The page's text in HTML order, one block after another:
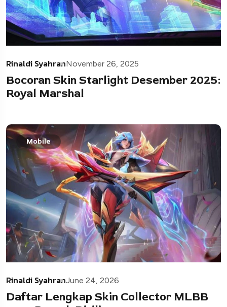
Rinaldi SyahranNovember 26, 2025
Bocoran Skin Starlight Desember 2025:
Royal Marshal
Mobile
Rinaldi SyahranJune 24, 2026
Daftar Lengkap Skin Collector MLBB